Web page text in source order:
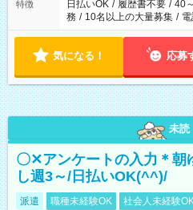
特徴 日払いOK / 履歴書不要 / 40
務 / 10名以上の大量募集 /
気になる！ 応募
未読
〇✕アンケートの入力＊朝
し週3～/日払いOK(^^)/
派遣 職種未経験OK 社会人未経験